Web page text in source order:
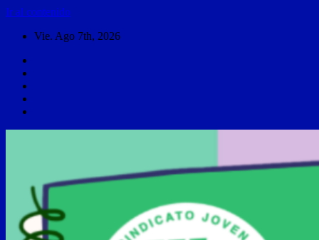
Ir al contenido
Vie. Ago 7th, 2026